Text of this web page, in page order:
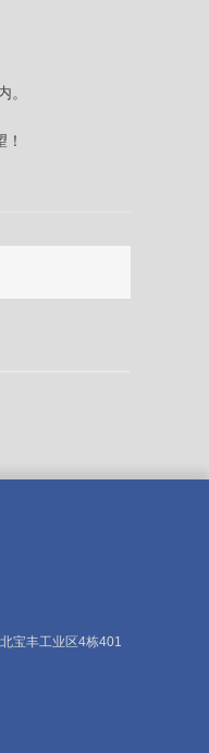
。
宝丰工业区4栋401